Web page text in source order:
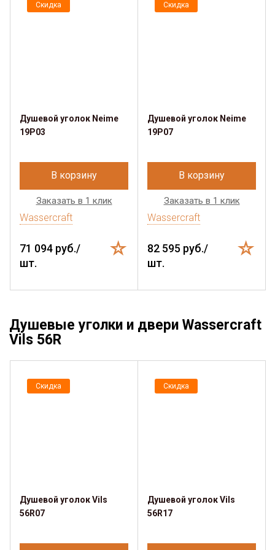
Скидка
Душевой уголок Neime
19P03
В корзину
Заказать в 1 клик
Wassercraft
71 094 руб./
шт.
Скидка
Душевой уголок Neime
19P07
В корзину
Заказать в 1 клик
Wassercraft
82 595 руб./
шт.
Душевые уголки и двери Wassercraft
Vils 56R
Скидка
Душевой уголок Vils
56R07
Скидка
Душевой уголок Vils
56R17